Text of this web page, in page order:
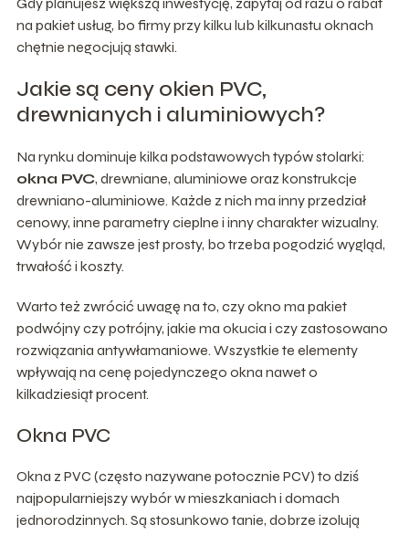
na pakiet usług, bo firmy przy kilku lub kilkunastu oknach
chętnie negocjują stawki.
Jakie są ceny okien PVC,
drewnianych i aluminiowych?
Na rynku dominuje kilka podstawowych typów stolarki:
okna PVC, drewniane, aluminiowe oraz konstrukcje
drewniano-aluminiowe. Każde z nich ma inny przedział
cenowy, inne parametry cieplne i inny charakter wizualny.
Wybór nie zawsze jest prosty, bo trzeba pogodzić wygląd,
trwałość i koszty.
Warto też zwrócić uwagę na to, czy okno ma pakiet
podwójny czy potrójny, jakie ma okucia i czy zastosowano
rozwiązania antywłamaniowe. Wszystkie te elementy
wpływają na cenę pojedynczego okna nawet o
kilkadziesiąt procent.
Okna PVC
Okna z PVC (często nazywane potocznie PCV) to dziś
najpopularniejszy wybór w mieszkaniach i domach
jednorodzinnych. Są stosunkowo tanie, dobrze izolują